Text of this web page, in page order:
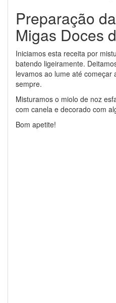
Preparação
Migas Doces
Iniciamos esta receita por
batendo ligeiramente.
levamos ao lume até começar
sempre.
Misturamos o miolo de noz
com canela e decorado com
Bom apetite!